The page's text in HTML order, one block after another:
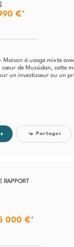
€*
Maison à usage mixte
cœur de Mussidan, cette
un investisseur ou un
Partager
RAPPORT
000 €*